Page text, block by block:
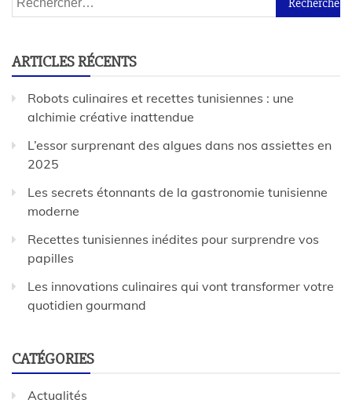
ARTICLES RÉCENTS
Robots culinaires et recettes tunisiennes : une
alchimie créative inattendue
L’essor surprenant des algues dans nos assiettes en
2025
Les secrets étonnants de la gastronomie tunisienne
moderne
Recettes tunisiennes inédites pour surprendre vos
papilles
Les innovations culinaires qui vont transformer votre
quotidien gourmand
CATÉGORIES
Actualités